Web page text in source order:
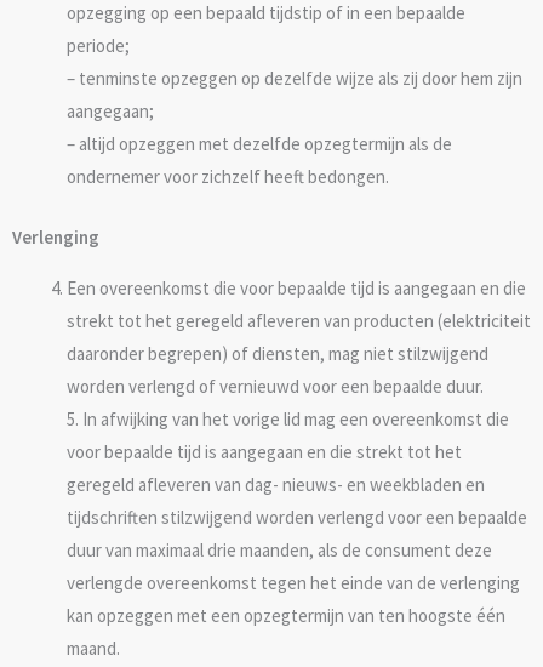
opzegging op een bepaald tijdstip of in een bepaalde
periode;
– tenminste opzeggen op dezelfde wijze als zij door hem zijn
aangegaan;
– altijd opzeggen met dezelfde opzegtermijn als de
ondernemer voor zichzelf heeft bedongen.
Verlenging
Een overeenkomst die voor bepaalde tijd is aangegaan en die
strekt tot het geregeld afleveren van producten (elektriciteit
daaronder begrepen) of diensten, mag niet stilzwijgend
worden verlengd of vernieuwd voor een bepaalde duur.
5. In afwijking van het vorige lid mag een overeenkomst die
voor bepaalde tijd is aangegaan en die strekt tot het
geregeld afleveren van dag- nieuws- en weekbladen en
tijdschriften stilzwijgend worden verlengd voor een bepaalde
duur van maximaal drie maanden, als de consument deze
verlengde overeenkomst tegen het einde van de verlenging
kan opzeggen met een opzegtermijn van ten hoogste één
maand.